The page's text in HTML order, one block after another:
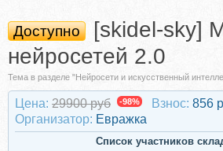
Доступно
[skidel-sky]
нейросетей 2.0
Тема в разделе "Нейросети и искусственный
Цена: 29900 руб -98% Взнос: 856
Организатор: Евражкa
Список участников